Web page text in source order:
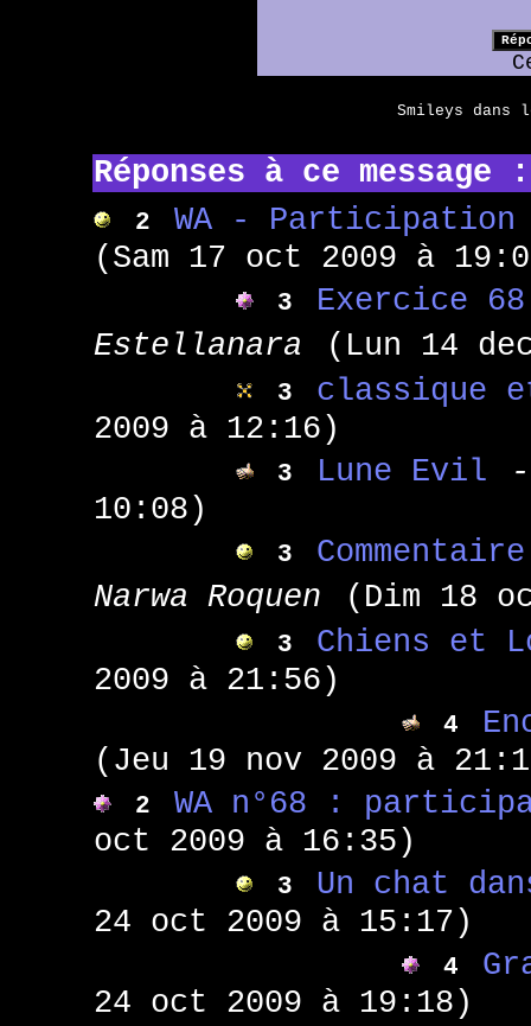
Smileys dans
Réponses à ce message :
2
WA - Participation
(Sam 17 oct 2009 à
3
Exercice 68
Estellanara
(Lun 14
3
classique
2009 à 12:16)
3 Lune Evil
10:08)
3
Narwa Roquen
(Dim 18
3
Chiens et
2009 à 21:56)
4
(Jeu 19 nov 2009 à
2
WA n°68 :
oct 2009 à 16:35)
3
Un chat
24 oct 2009 à 15:17)
4
24 oct 2009 à 19:18)